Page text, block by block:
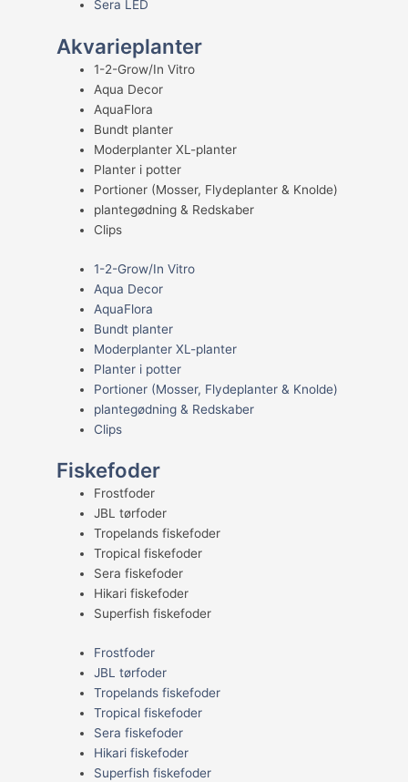
Sera LED
Akvarieplanter
1-2-Grow/In Vitro
Aqua Decor
AquaFlora
Bundt planter
Moderplanter XL-planter
Planter i potter
Portioner (Mosser, Flydeplanter & Knolde)
plantegødning & Redskaber
Clips
1-2-Grow/In Vitro
Aqua Decor
AquaFlora
Bundt planter
Moderplanter XL-planter
Planter i potter
Portioner (Mosser, Flydeplanter & Knolde)
plantegødning & Redskaber
Clips
Fiskefoder
Frostfoder
JBL tørfoder
Tropelands fiskefoder
Tropical fiskefoder
Sera fiskefoder
Hikari fiskefoder
Superfish fiskefoder
Frostfoder
JBL tørfoder
Tropelands fiskefoder
Tropical fiskefoder
Sera fiskefoder
Hikari fiskefoder
Superfish fiskefoder